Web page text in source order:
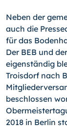
Neben der
auch die
für das
Der BEB und
eigenständig
Troisdorf nach
beschlossen
2018 in Berlin